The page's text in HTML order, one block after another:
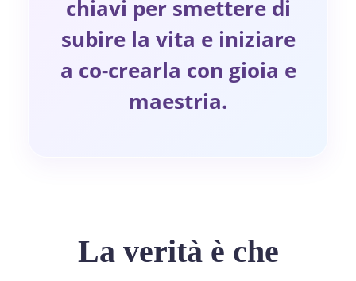
chiavi per smettere di
subire la vita e iniziare
a co-crearla con gioia e
maestria.
La verità è che